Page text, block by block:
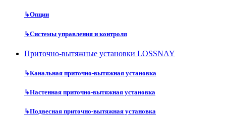
↳Опции
↳Системы управления и контроля
Приточно-вытяжные установки LOSSNAY
↳Канальная приточно-вытяжная установка
↳Настенная приточно-вытяжная установка
↳Подвесная приточно-вытяжная установка